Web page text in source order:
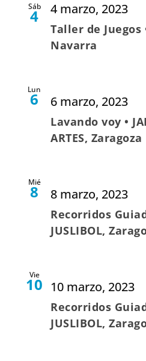
Sáb
4 4 marzo, 2023
Taller de Juegos
Navarra
Lun
6 6 marzo, 2023
Lavando voy •
ARTES, Zaragoza
Mié
8 8 marzo, 2023
Recorridos
JUSLIBOL,
Vie
10 10 marzo, 2023
Recorridos
JUSLIBOL,